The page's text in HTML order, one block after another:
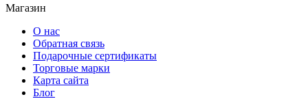
Магазин
О нас
Обратная связь
Подарочные сертификаты
Торговые марки
Карта сайта
Блог